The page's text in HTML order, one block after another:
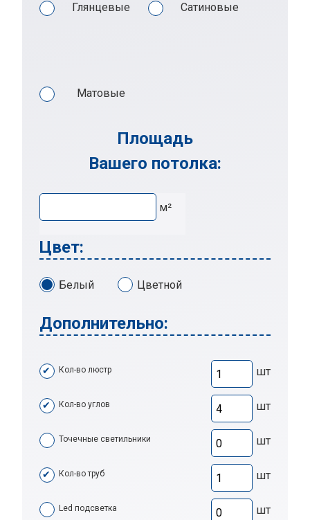
Глянцевые Сатиновые
Матовые
Площадь
Вашего потолка:
м²
Цвет:
Белый Цветной
Дополнительно:
Кол-во люстр шт
Кол-во углов шт
Точечные светильники шт
Кол-во труб шт
Led подсветка шт